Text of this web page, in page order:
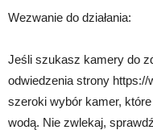
Wezwanie do działania:
Jeśli szukasz kamery do
odwiedzenia strony
szeroki wybór kamer,
wodą. Nie zwlekaj,